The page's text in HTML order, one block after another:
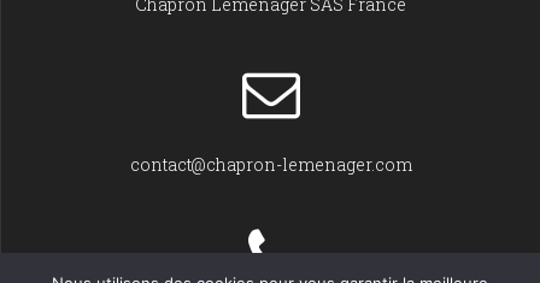
contact@chapron-lemenager.com